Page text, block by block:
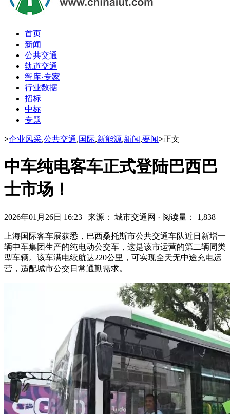
首页
新闻
公共交通
轨道交通
智库·专家
行业数据
招标
中标
专题
>企业风采,公共交通,国际,新能源,新闻,要闻>正文
中车纯电客车正式登陆巴西巴
士市场！
2026年01月26日 16:23 | 来源： 城市交通网 · 阅读量： 1,838
上海国际客车展获悉，巴西桑托斯市公共交通车队近日新增一
辆中车集团生产的纯电动公交车，这是该市运营的第二辆同类
型车辆。该车满电续航达220公里，可实现全天无中途充电运
营，适配城市公交日常通勤需求。